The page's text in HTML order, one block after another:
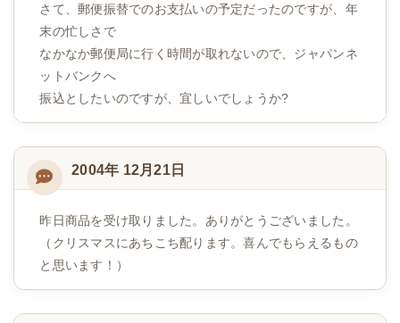
さて、郵便振替でのお支払いの予定だったのですが、年
末の忙しさで
なかなか郵便局に行く時間が取れないので、ジャパンネ
ットバンクへ
振込としたいのですが、宜しいでしょうか?
2004年 12月21日
昨日商品を受け取りました。ありがとうございました。
（クリスマスにあちこち配ります。喜んでもらえるもの
と思います！）